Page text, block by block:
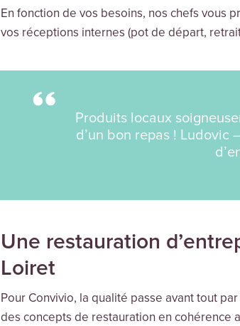
En fonction de vos besoins, nos chefs vous
vos réceptions internes (pot de départ,
Produits locaux
d’un bon repas ! Ludovic
Une restauration
Loiret
Pour Convivio, la qualité passe avant tout
des concepts de restauration en cohérence